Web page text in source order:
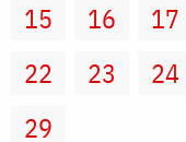
15
16 17
22
23 24
29